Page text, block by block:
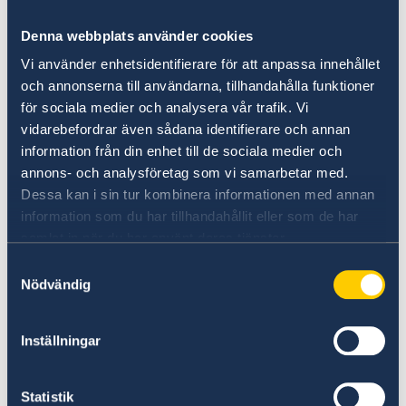
Denna webbplats använder cookies
Vi använder enhetsidentifierare för att anpassa innehållet
och annonserna till användarna, tillhandahålla funktioner
för sociala medier och analysera vår trafik. Vi
vidarebefordrar även sådana identifierare och annan
information från din enhet till de sociala medier och
annons- och analysföretag som vi samarbetar med.
Dessa kan i sin tur kombinera informationen med annan
information som du har tillhandahållit eller som de har
Nödvändig
Inställningar
Statistik
även med ditt röstkort då det underlättar
mottagandet av din röst. Det går även att rösta
utan detta.
Brevrösta från utlandet
Alla som har rösträtt och befinner sig
utomlands kan brevrösta. Att brevrösta innebär
att du med hjälp av material för brevröstning
gör i ordning din röst, frankerar och postar den
från utlandet. Brevrösten måste ha kommit
fram i tid till rösträkningen. För
måste brevrösten komma fram senast dagen
innan valdagen, alltså den 12 september, för att